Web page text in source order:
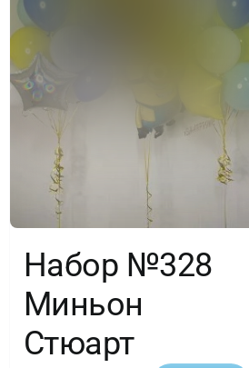
Набор №328
Миньон
Стюарт